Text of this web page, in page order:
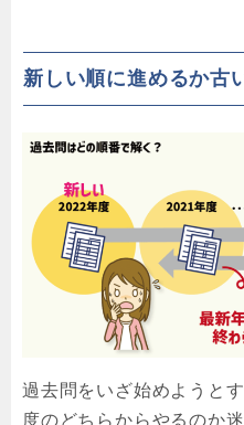
新しい順に進めるか古
過去問をいざ始めようと
度のどちらからやるのか迷